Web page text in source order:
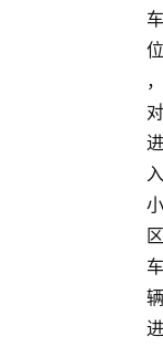
车
位
，
对
进
入
小
区
车
辆
进